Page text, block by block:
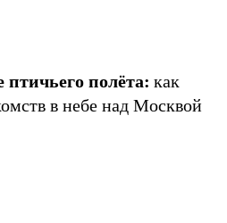
полёта: как
в небе над Москвой